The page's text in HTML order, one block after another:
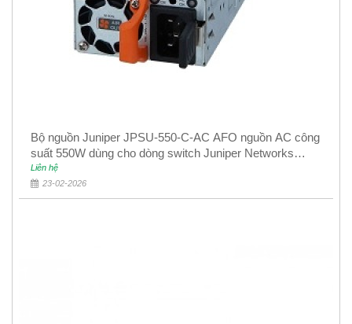
Bộ nguồn Juniper JPSU-550-C-AC AFO nguồn AC công
suất 550W dùng cho dòng switch Juniper Networks
EX4400
Liên hệ
23-02-2026